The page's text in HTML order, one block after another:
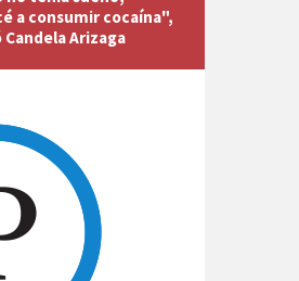
a consumir cocaína",
Arizaga